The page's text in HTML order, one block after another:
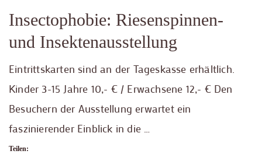
Insectophobie: Riesenspinnen-
und Insektenausstellung
Eintrittskarten sind an der Tageskasse erhältlich.
Kinder 3-15 Jahre 10,- € / Erwachsene 12,- € Den
Besuchern der Ausstellung erwartet ein
faszinierender Einblick in die …
Teilen: